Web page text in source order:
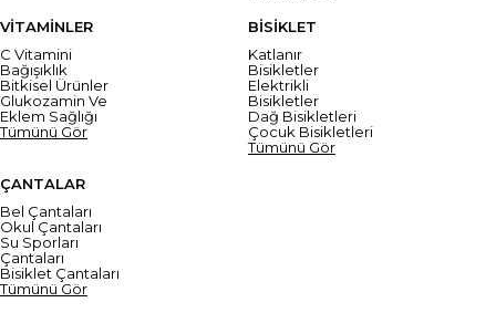
VİTAMİNLER
C Vitamini
Bağışıklık
Bitkisel Ürünler
Glukozamin Ve
Eklem Sağlığı
Tümünü Gör
BİSİKLET
Katlanır
Bisikletler
Elektrikli
Bisikletler
Dağ Bisikletleri
Çocuk Bisikletleri
Tümünü Gör
ÇANTALAR
Bel Çantaları
Okul Çantaları
Su Sporları
Çantaları
Bisiklet Çantaları
Tümünü Gör